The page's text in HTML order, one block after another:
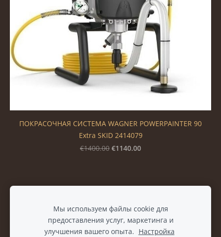
ПОКРАСОЧНАЯ СИСТЕМА WAGNER POWERPAINTER 90
Extra SKID 2414079
€1400.00 €1140.00
Мы используем файлы cookie для
предоставления услуг, маркетинга и
улучшения вашего опыта. Настройка